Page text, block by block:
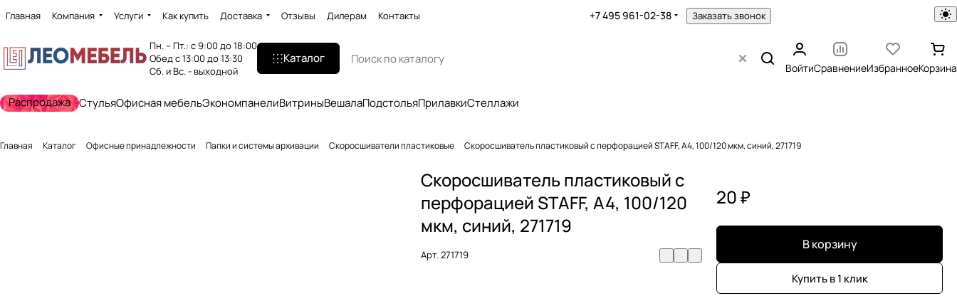
Главная Компания Услуги Как купить Доставка Отзывы Дилерам Контакты +7 495 961-02-38 Заказать звонок
Пн. – Пт.: с 9:00 до 18:00
Обед с 13:00 до 13:30
Сб. и Вс. - выходной
Каталог
ВойтиСравнениеИзбранноеКорзина
Распродажа СтульяОфисная мебельЭкономпанелиВитриныВешалаПодстольяПрилавкиСтеллажи
Главная Каталог Офисные принадлежности Папки и системы архивации Скоросшиватели пластиковые Скоросшиватель пластиковый с перфорацией STAFF, А4, 100/120 мкм, синий, 271719
Скоросшиватель пластиковый с
перфорацией STAFF, А4, 100/120
мкм, синий, 271719
Арт.271719
20 ₽
В корзину
Купить в 1 клик